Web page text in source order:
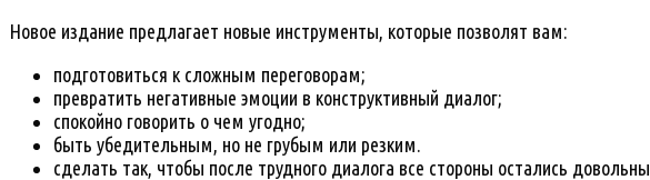
Новое издание предлагает новые инструменты, которые позволят вам:
подготовиться к сложным переговорам;
превратить негативные эмоции в конструктивный диалог;
спокойно говорить о чем угодно;
быть убедительным, но не грубым или резким.
сделать так, чтобы после трудного диалога все стороны остались довольны